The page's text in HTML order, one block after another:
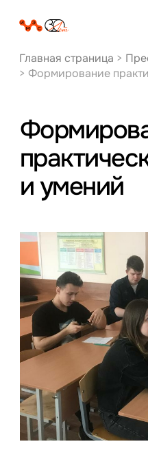
Главная страница >
> Формирование
и умений